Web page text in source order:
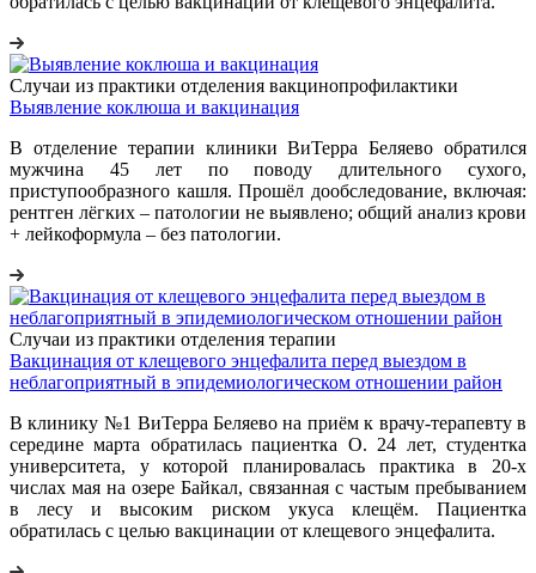
Случаи из практики отделения вакцинопрофилактики
Выявление коклюша и вакцинация
В отделение терапии клиники ВиТерра Беляево обратился
мужчина 45 лет по поводу длительного сухого,
приступообразного кашля. Прошёл дообследование, включая:
рентген лёгких – патологии не выявлено; общий анализ крови
+ лейкоформула – без патологии.
Случаи из практики отделения терапии
Вакцинация от клещевого энцефалита перед выездом в
неблагоприятный в эпидемиологическом отношении район
В клинику №1 ВиТерра Беляево на приём к врачу-терапевту в
середине марта обратилась пациентка О. 24 лет, студентка
университета, у которой планировалась практика в 20-х
числах мая на озере Байкал, связанная с частым пребыванием
в лесу и высоким риском укуса клещём. Пациентка
обратилась с целью вакцинации от клещевого энцефалита.